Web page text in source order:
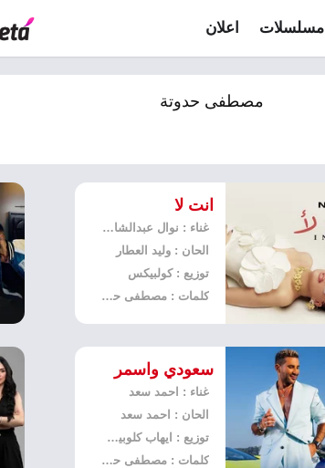
مسلسلات اعلان
مصطفى حدوتة
انت لا
غناء : نوال عبدالشافي
الحان : وليد العطار
توزيع : كولبيكس
كلمات : مصطفى حدوتة
سعودي واسمر
غناء : احمد سعد
الحان : احمد سعد
توزيع : ايهاب كلوبيكس
كلمات : مصطفى حدوتة